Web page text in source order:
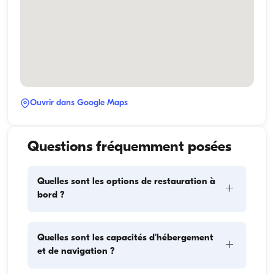
Ouvrir dans Google Maps
Questions fréquemment posées
Quelles sont les options de restauration à
bord ?
+
éléments principaux : l'approvisionnement et la
préparation des repas. Pour l'approvisionnement, les
Quelles sont les capacités d'hébergement
et de navigation ?
+